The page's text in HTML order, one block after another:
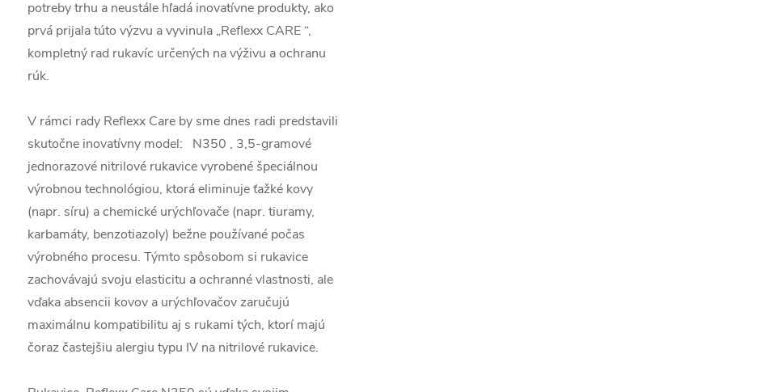
potreby trhu a neustále hľadá inovatívne produkty, ako
prvá prijala túto výzvu a vyvinula „Reflexx CARE “,
kompletný rad rukavíc určených na výživu a ochranu
rúk.
V rámci rady Reflexx Care by sme dnes radi predstavili
skutočne inovatívny model: N350 , 3,5-gramové
jednorazové nitrilové rukavice vyrobené špeciálnou
výrobnou technológiou, ktorá eliminuje ťažké kovy
(napr. síru) a chemické urýchľovače (napr. tiuramy,
karbamáty, benzotiazoly) bežne používané počas
výrobného procesu. Týmto spôsobom si rukavice
zachovávajú svoju elasticitu a ochranné vlastnosti, ale
vďaka absencii kovov a urýchľovačov zaručujú
maximálnu kompatibilitu aj s rukami tých, ktorí majú
čoraz častejšiu alergiu typu IV na nitrilové rukavice.